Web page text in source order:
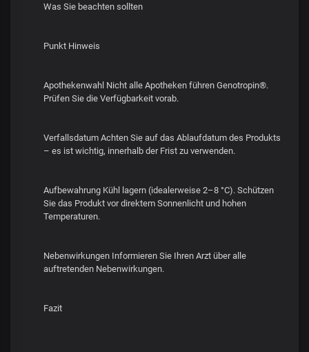
Was Sie beachten sollten
Punkt Hinweis
Apothekenwahl Nicht alle Apotheken führen Genotropin®.
Prüfen Sie die Verfügbarkeit vorab.
Verfallsdatum Achten Sie auf das Ablaufdatum des Produkts
– es ist wichtig, innerhalb der Frist zu verwenden.
Aufbewahrung Kühl lagern (idealerweise 2–8 °C). Schützen
Sie das Produkt vor direktem Sonnenlicht und hohen
Temperaturen.
Nebenwirkungen Informieren Sie Ihren Arzt über alle
auftretenden Nebenwirkungen.
Fazit